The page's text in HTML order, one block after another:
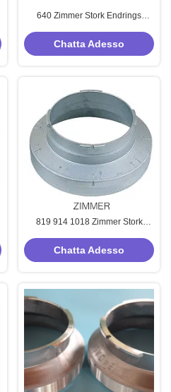
640 Zimmer Stork Endrings
serigrafiche rotative Zimmer
Chatta Adesso
819 914 1018 Zimmer Stork
a collo alto
Chatta Adesso